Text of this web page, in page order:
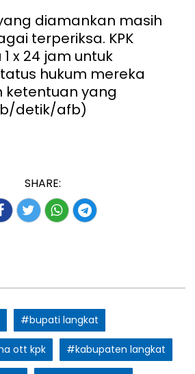
diamankan masih
terperiksa. KPK
x 24 jam untuk
hukum mereka
ketentuan yang
detik/afb)
SHARE:
#bupati langkat
ott kpk #kabupaten langkat